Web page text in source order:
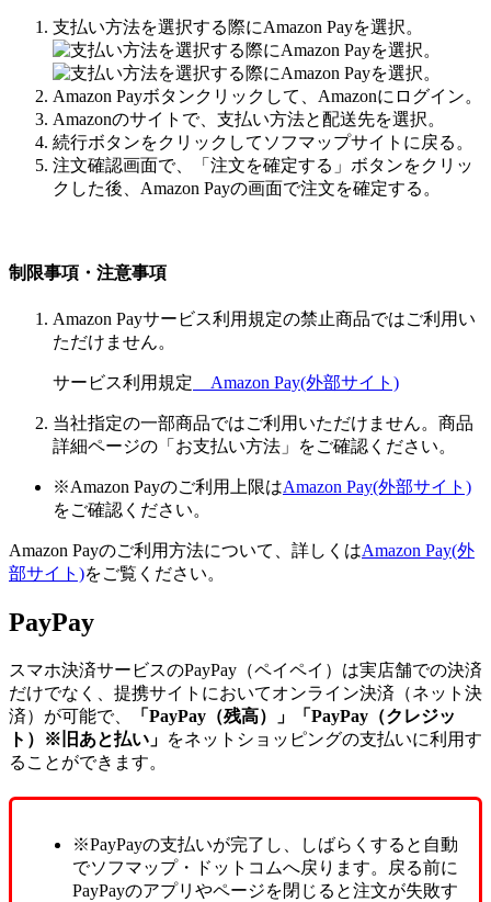
支払い方法を選択する際にAmazon Payを選択。
Amazon Payボタンクリックして、Amazonにログイン。
Amazonのサイトで、支払い方法と配送先を選択。
続行ボタンをクリックしてソフマップサイトに戻る。
注文確認画面で、「注文を確定する」ボタンをクリッ
クした後、Amazon Payの画面で注文を確定する。
制限事項・注意事項
Amazon Payサービス利用規定の禁止商品ではご利用い
ただけません。
サービス利用規定 Amazon Pay(外部サイト)
当社指定の一部商品ではご利用いただけません。商品
詳細ページの「お支払い方法」をご確認ください。
※Amazon Payのご利用上限はAmazon Pay(外部サイト)
をご確認ください。
Amazon Payのご利用方法について、詳しくはAmazon Pay(外
部サイト)をご覧ください。
PayPay
スマホ決済サービスのPayPay（ペイペイ）は実店舗での決済
だけでなく、提携サイトにおいてオンライン決済（ネット決
済）が可能で、
「PayPay（残高）」「PayPay（クレジッ
ト）※旧あと払い」 をネットショッピングの支払いに利用す
ることができます。
※PayPayの支払いが完了し、しばらくすると自動
でソフマップ・ドットコムへ戻ります。戻る前に
PayPayのアプリやページを閉じると注文が失敗す